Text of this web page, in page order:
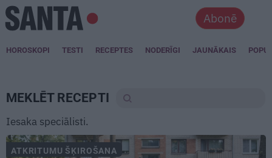
Abonē
HOROSKOPI TESTI RECEPTES NODERĪGI JAUNĀKAIS
MEKLĒT RECEPTI
Iesaka speciālisti.
ATKRITUMU ŠĶIROŠANA